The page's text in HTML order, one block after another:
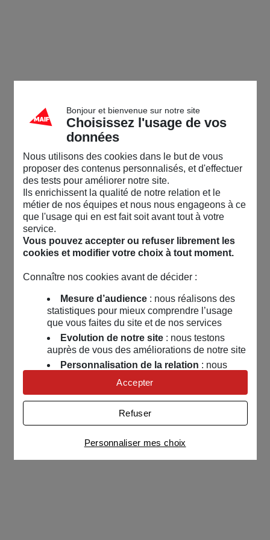
Bonjour et bienvenue sur notre site
Choisissez l'usage de vos
données
Nous utilisons des cookies dans le but de vous
proposer des contenus personnalisés, et d'effectuer
des tests pour améliorer notre site.
Ils enrichissent la qualité de notre relation et le
métier de nos équipes et nous nous engageons à ce
que l'usage qui en est fait soit avant tout à votre
service.
Vous pouvez accepter ou refuser librement les
cookies et modifier votre choix à tout moment.
Connaître nos cookies avant de décider :
Mesure d’audience: nous réalisons des
statistiques pour mieux comprendre l’usage
que vous faites du site et de nos services
Evolution de notre site: nous testons
auprès de vous des améliorations de notre site
Personnalisation de la relation : nous
nous servons de cookies pour adapter nos
contenus et personnaliser nos offres
Univers publicitaire: nous utilisons avec
nos partenaires des cookies pour afficher des
publicités personnalisées
Connaître notre politique cookies et la liste de nos
partenaires
Personnaliser mes choix
Refuser
Accepter